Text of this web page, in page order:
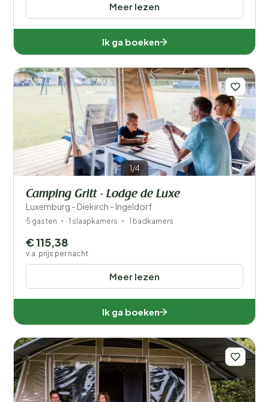
Meer lezen
Ik ga boeken
1/4
Camping Gritt - Lodge de Luxe
Luxemburg - Diekirch - Ingeldorf
5 gasten 1 slaapkamers 1 badkamers
Meer lezen
€ 115,38
v.a. prijs per nacht
Ik ga boeken